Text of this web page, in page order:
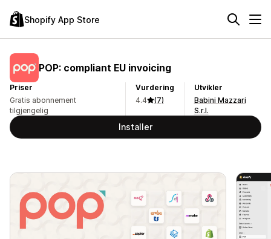
Shopify App Store
POP: compliant EU invoicing
Priser
Gratis abonnement
tilgjengelig
Vurdering
4.4
(7)
Utvikler
Babini Mazzari
S.r.l.
Installer